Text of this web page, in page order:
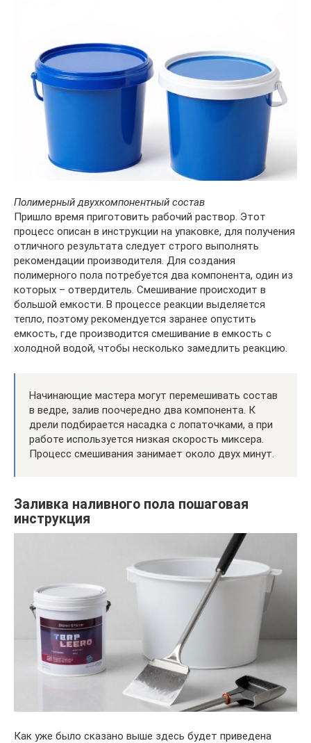
Полимерный двухкомпонентный состав
Пришло время приготовить рабочий раствор. Этот
процесс описан в инструкции на упаковке, для получения
отличного результата следует строго выполнять
рекомендации производителя. Для создания
полимерного пола потребуется два компонента, один из
которых – отвердитель. Смешивание происходит в
большой емкости. В процессе реакции выделяется
тепло, поэтому рекомендуется заранее опустить
емкость, где производится смешивание в емкость с
холодной водой, чтобы несколько замедлить реакцию.
Начинающие мастера могут перемешивать состав
в ведре, залив поочередно два компонента. К
дрели подбирается насадка с лопаточками, а при
работе используется низкая скорость миксера.
Процесс смешивания занимает около двух минут.
Заливка наливного пола пошаговая
инструкция
Как уже было сказано выше здесь будет приведена